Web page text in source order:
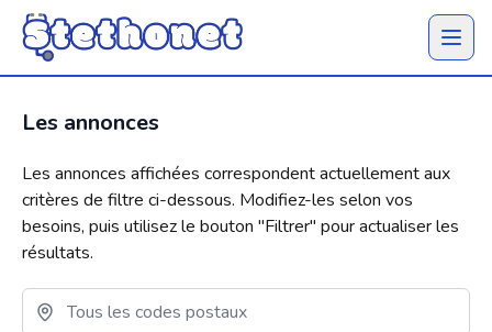
Ouvrir
Les annonces
Les annonces affichées correspondent actuellement aux
critères de filtre ci-dessous. Modifiez-les selon vos
besoins, puis utilisez le bouton "Filtrer" pour actualiser les
résultats.